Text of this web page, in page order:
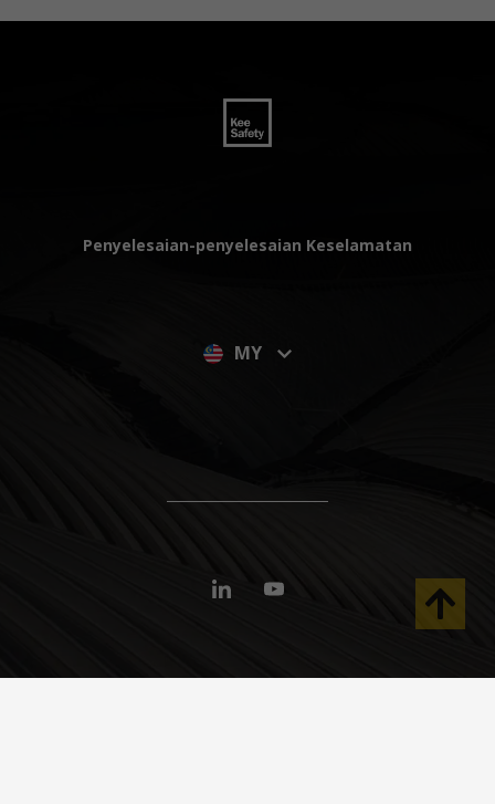
Penyelesaian-penyelesaian Keselamatan
MY